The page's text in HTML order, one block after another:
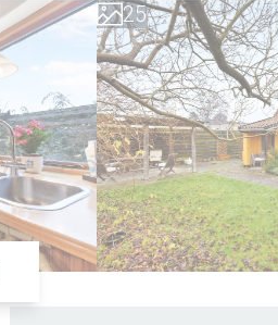
2
3
4
5
6
7
8
9
5
6
7
8
9